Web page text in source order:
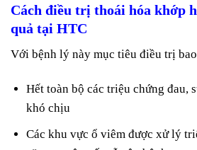
Cách điều trị thoái hóa khớp
quả tại HTC
Với bệnh lý này mục tiêu điều trị
Hết toàn bộ các triệu chứng đau,
khó chịu
Các khu vực ổ viêm được xử lý